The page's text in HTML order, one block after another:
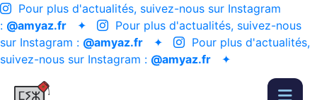
Pour plus d'actualités, suivez-nous sur Instagram
: @amyaz.fr ✦
Pour plus d'actualités, suivez-nous
sur Instagram : @amyaz.fr ✦
Pour plus d'actualités,
suivez-nous sur Instagram : @amyaz.fr ✦